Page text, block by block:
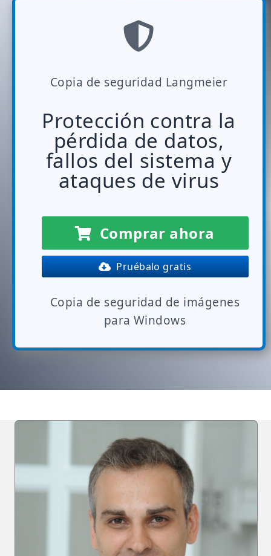
Copia de seguridad Langmeier
Protección contra la
pérdida de datos,
fallos del sistema y
ataques de virus
Comprar ahora
Pruébalo gratis
Copia de seguridad de imágenes
para Windows